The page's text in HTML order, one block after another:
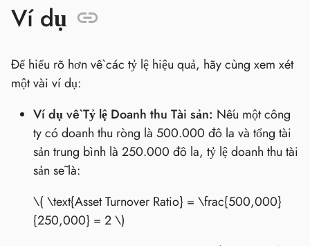
Ví dụ
Để hiểu rõ hơn về các tỷ lệ hiệu quả, hãy cùng xem xét
một vài ví dụ:
Ví dụ về Tỷ lệ Doanh thu Tài sản: Nếu một công
ty có doanh thu ròng là 500.000 đô la và tổng tài
sản trung bình là 250.000 đô la, tỷ lệ doanh thu tài
sản sẽ là:
\( \text{Asset Turnover Ratio} = \frac{500,000}
{250,000} = 2 \)